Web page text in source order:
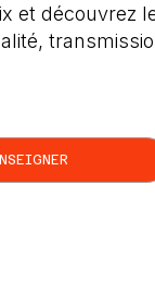
et découvrez